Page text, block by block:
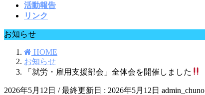
活動報告
リンク
お知らせ
HOME
お知らせ
「就労・雇用支援部会」全体会を開催しました
2026年5月12日 / 最終更新日 : 2026年5月12日 admin_chuno